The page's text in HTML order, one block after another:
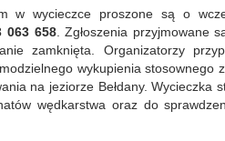
w wycieczce proszone są o
063 658. Zgłoszenia przyjmowane
zamknięta. Organizatorzy
wykupienia stosownego
na jeziorze Bełdany. Wycieczka
wędkarstwa oraz do